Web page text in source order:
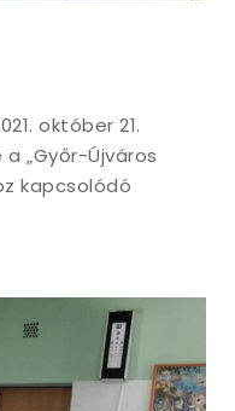
október 21.
„Győr-Újváros
kapcsolódó